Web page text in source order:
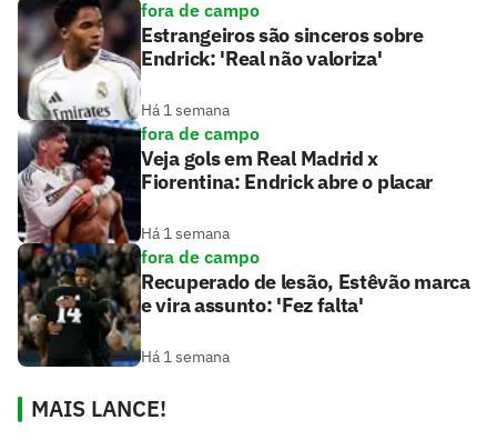
fora de campo
Estrangeiros são sinceros sobre
Endrick: 'Real não valoriza'
Há 1 semana
fora de campo
Veja gols em Real Madrid x
Fiorentina: Endrick abre o placar
Há 1 semana
fora de campo
Recuperado de lesão, Estêvão marca
e vira assunto: 'Fez falta'
Há 1 semana
MAIS LANCE!